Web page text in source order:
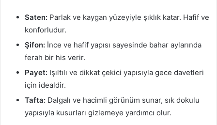
Saten: Parlak ve kaygan yüzeyiyle şıklık katar. Hafif ve
konforludur.
Şifon: İnce ve hafif yapısı sayesinde bahar aylarında
ferah bir his verir.
Payet: Işıltılı ve dikkat çekici yapısıyla gece davetleri
için idealdir.
Tafta: Dalgalı ve hacimli görünüm sunar, sık dokulu
yapısıyla kusurları gizlemeye yardımcı olur.